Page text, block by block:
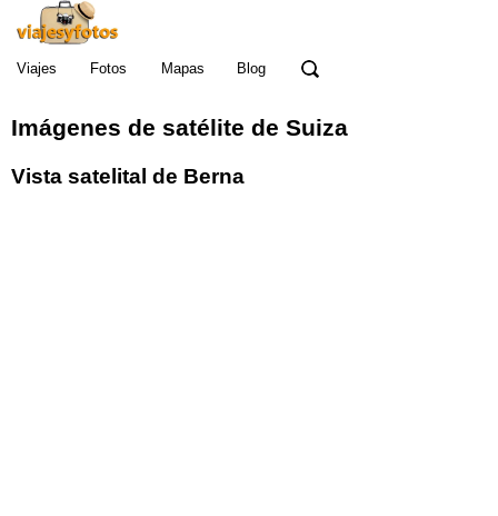
Viajes Fotos Mapas Blog
Imágenes de satélite de Suiza
Vista satelital de Berna